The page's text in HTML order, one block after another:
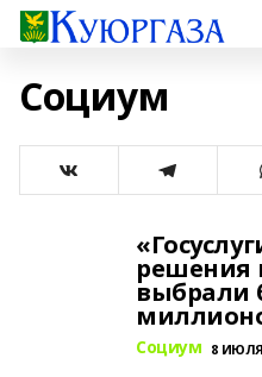
Социум
решения
выбрали
Социум 8 ИЮЛЯ